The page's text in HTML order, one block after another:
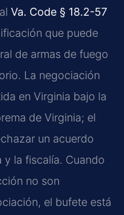
Va. Code § 18.2-57
que puede
de armas de fuego
La negociación
en Virginia bajo la
de Virginia; el
un acuerdo
y la fiscalía. Cuando
no son
el bufete está